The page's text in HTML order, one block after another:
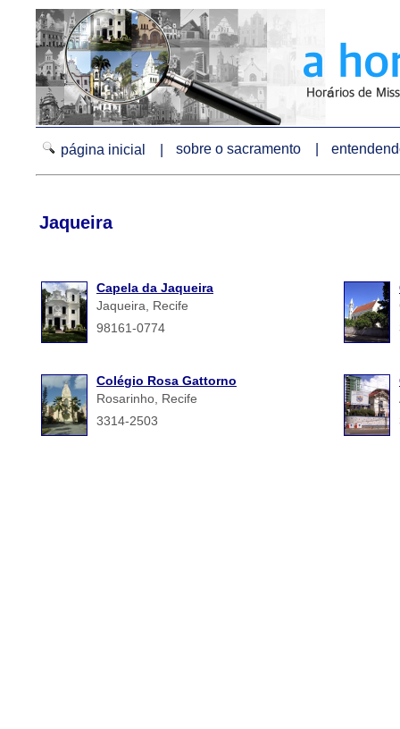
página inicial | sobre o sacramento |
Jaqueira
Capela da Jaqueira
Jaqueira, Recife
98161-0774
Colégio Rosa Gattorno
Rosarinho, Recife
3314-2503